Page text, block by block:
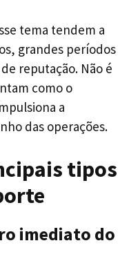
tema tendem a
grandes períodos
reputação. Não é
como o
a
das operações.
tipos
imediato do